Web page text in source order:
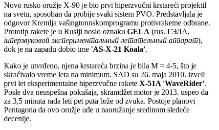
Novo rusko oružje X-90 je bio prvi hiperzvučni krstareći projektil
na svetu, sposoban da probije svaki sistem PVO. Predstavljala je
odgovor Kremlja vašingtonnskomprogramu protivraketne odbrane.
Prototip rakete je u Rusiji nosio oznaku GELA (rus. ГЭЛА,
гиперзвуковой экспериментальный летательный аппарат),
dok je na zapadu dobio ime 'AS-X-21 Koala'.
Kako je utvrđeno, njena krstareća brzina je bila M = 4-5, što je
skraćivalo vreme leta na minimum. SAD su 26. maja 2010. izveli
prvi let eksperimentalne hiperzvučne rakete X-51A 'WaveRider'.
Posle dva neuspešna pokušaja, skramdžet motor je 2013. uspeo da
za 3,5 minuta rada leti pet puta brže od zvuka. Postoje planovi
Pentagona da ovo oružje uđe u naoružanje sredinom sledeće
decenije.